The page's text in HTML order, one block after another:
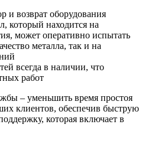
и возврат оборудования
который находится на
может оперативно испытать
металла, так и на
всегда в наличии, что
работ
– уменьшить время простоя
клиентов, обеспечив быструю
которая включает в